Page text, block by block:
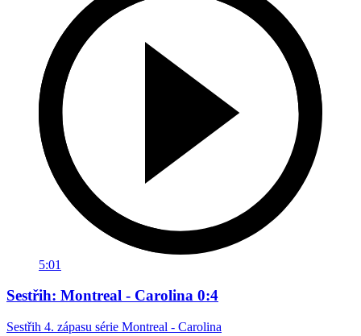
5:01
Sestřih: Montreal - Carolina 0:4
Sestřih 4. zápasu série Montreal - Carolina